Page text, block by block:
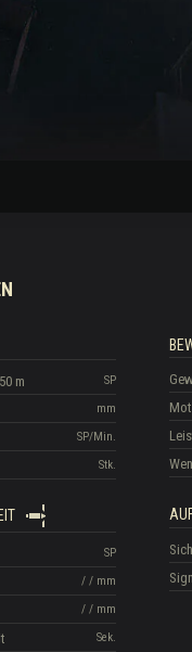
SP
m
mm
SP/Min.
Stk.
SP
/ / mm
/ / mm
Sek.